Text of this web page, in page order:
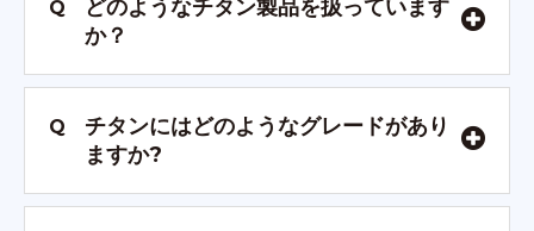
Q
どのようなチタン製品を扱っています
か？
Q
チタンにはどのようなグレードがあり
ますか?